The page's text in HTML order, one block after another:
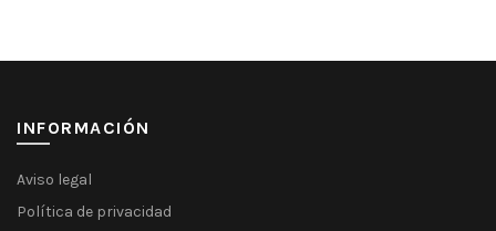
la
INFORMACIÓN
Aviso legal
Política de privacidad